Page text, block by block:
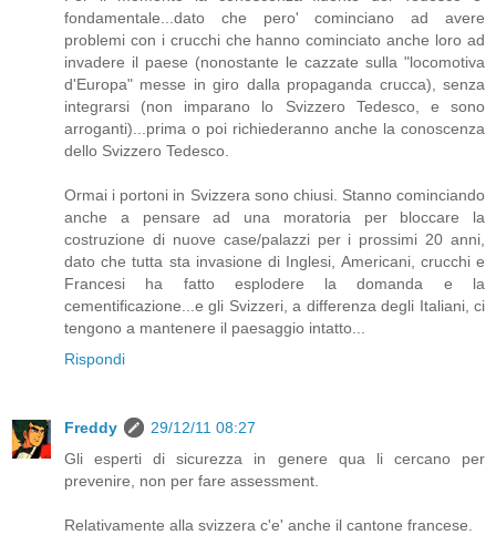
fondamentale...dato che pero' cominciano ad avere
problemi con i crucchi che hanno cominciato anche loro ad
invadere il paese (nonostante le cazzate sulla "locomotiva
d'Europa" messe in giro dalla propaganda crucca), senza
integrarsi (non imparano lo Svizzero Tedesco, e sono
arroganti)...prima o poi richiederanno anche la conoscenza
dello Svizzero Tedesco.
Ormai i portoni in Svizzera sono chiusi. Stanno cominciando
anche a pensare ad una moratoria per bloccare la
costruzione di nuove case/palazzi per i prossimi 20 anni,
dato che tutta sta invasione di Inglesi, Americani, crucchi e
Francesi ha fatto esplodere la domanda e la
cementificazione...e gli Svizzeri, a differenza degli Italiani, ci
tengono a mantenere il paesaggio intatto...
Rispondi
Freddy
29/12/11 08:27
Gli esperti di sicurezza in genere qua li cercano per
prevenire, non per fare assessment.
Relativamente alla svizzera c'e' anche il cantone francese.